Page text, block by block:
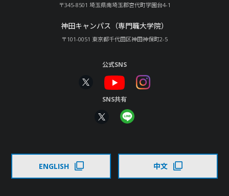
〒345-8501 埼玉県南埼玉郡宮代町学園台4-1
神田キャンパス（専門職大学院）
〒101-0051 東京都千代田区神田神保町2-5
公式SNS
SNS共有
ENGLISH 中文